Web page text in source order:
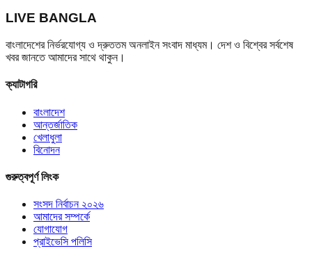
LIVE BANGLA
বাংলাদেশের নির্ভরযোগ্য ও দ্রুততম অনলাইন সংবাদ মাধ্যম। দেশ ও বিশ্বের সর্বশেষ
খবর জানতে আমাদের সাথে থাকুন।
ক্যাটাগরি
বাংলাদেশ
আন্তর্জাতিক
খেলাধুলা
বিনোদন
গুরুত্বপূর্ণ লিংক
সংসদ নির্বাচন ২০২৬
আমাদের সম্পর্কে
যোগাযোগ
প্রাইভেসি পলিসি